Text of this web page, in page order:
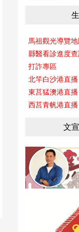
馬祖觀光導覽
縣醫看診進度
打詐專區
北竿白沙港直播
東莒猛澳港直播
西莒青帆港直播
文